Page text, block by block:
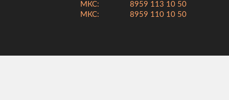
МКС:
МКС:
8959 113 10 50
8959 110 10 50